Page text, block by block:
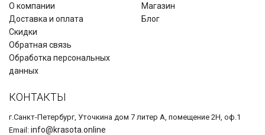
О компании
Доставка и оплата
Скидки
Обратная связь
Обработка персональных
данных
Магазин
Блог
КОНТАКТЫ
г.Санкт-Петербург, Уточкина дом 7 литер А, помещение 2Н, оф.1
Email: info@krasota.online